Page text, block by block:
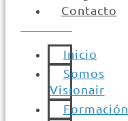
Contacto
Inicio
Somos
Visionair
Formación